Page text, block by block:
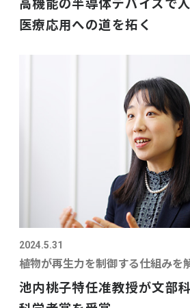
医療応用への道を拓く
2024.5.31
植物が再生力を制御する仕組みを
池内桃子特任准教授が文部